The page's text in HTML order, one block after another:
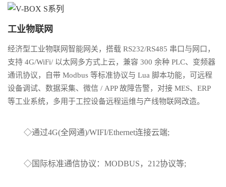
工业物联网
经济型工业物联网智能网关，搭载 RS232/RS485 串口与网口，
支持 4G/WiFi/ 以太网多方式上云，兼容 300 余种 PLC、变频器
通讯协议，自带 Modbus 等标准协议与 Lua 脚本功能，可远程
设备调试、数据采集、微信 / APP 故障告警，对接 MES、ERP
等工业系统，多用于工控设备远程运维与产线物联网改造。
◇通过4G(全网通)/WIFI/Ethernet连接云端;
◇国际标准通信协议：MODBUS，212协议等;